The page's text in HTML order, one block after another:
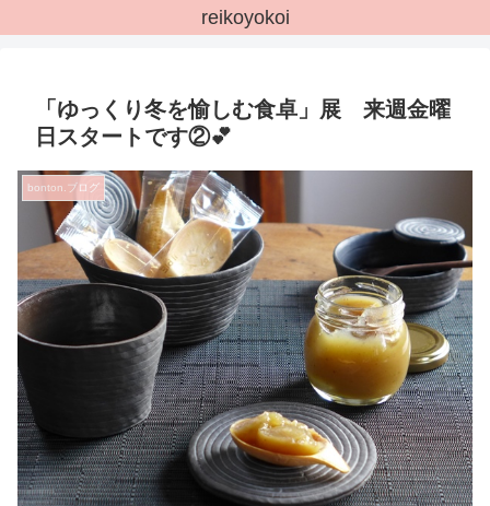
reikoyokoi
「ゆっくり冬を愉しむ食卓」展 来週金曜
日スタートです②💕
bonton.ブログ